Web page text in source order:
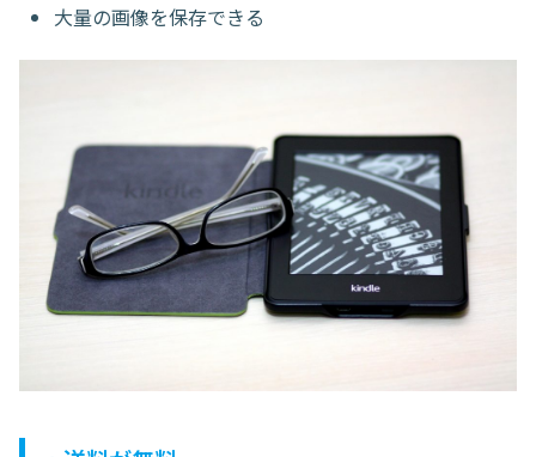
大量の画像を保存できる